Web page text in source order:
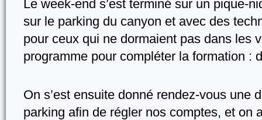
Le week-end s’est terminé sur un pique-
sur le parking du canyon et avec des
pour ceux qui ne dormaient pas dans les
programme pour compléter la formation :
On s’est ensuite donné rendez-vous une
parking afin de régler nos comptes, et on